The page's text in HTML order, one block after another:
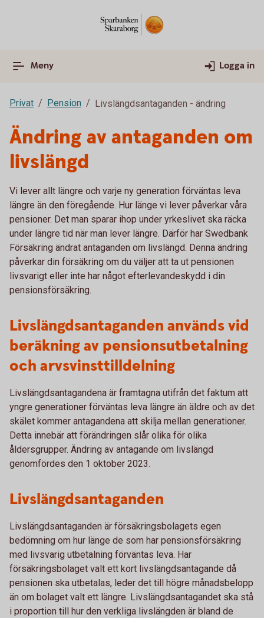
Meny Logga in
Privat Pension Livslängdsantaganden - ändring
Ändring av antaganden om
livslängd
Vi lever allt längre och varje ny generation förväntas leva
längre än den föregående. Hur länge vi lever påverkar våra
pensioner. Det man sparar ihop under yrkeslivet ska räcka
under längre tid när man lever längre. Därför har Swedbank
Försäkring ändrat antaganden om livslängd. Denna ändring
påverkar din försäkring om du väljer att ta ut pensionen
livsvarigt eller inte har något efterlevandeskydd i din
pensionsförsäkring.
Livslängdsantaganden används vid
beräkning av pensionsutbetalning
och arvsvinsttilldelning
Livslängdsantagandena är framtagna utifrån det faktum att
yngre generationer förväntas leva längre än äldre och av det
skälet kommer antagandena att skilja mellan generationer.
Detta innebär att förändringen slår olika för olika
åldersgrupper. Ändring av antagande om livslängd
genomfördes den 1 oktober 2023.
Livslängdsantaganden
Livslängdsantaganden är försäkringsbolagets egen
bedömning om hur länge de som har pensionsförsäkring
med livsvarig utbetalning förväntas leva. Har
försäkringsbolaget valt ett kort livslängdsantagande då
pensionen ska utbetalas, leder det till högre månadsbelopp
än om bolaget valt ett längre. Livslängdsantagandet ska stå
i proportion till hur den verkliga livslängden är bland de